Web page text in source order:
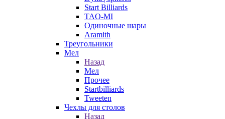
Start Billiards
TAO-MI
Одиночные шары
Aramith
Треугольники
Мел
Назад
Мел
Прочее
Startbilliards
Tweeten
Чехлы для столов
Назад